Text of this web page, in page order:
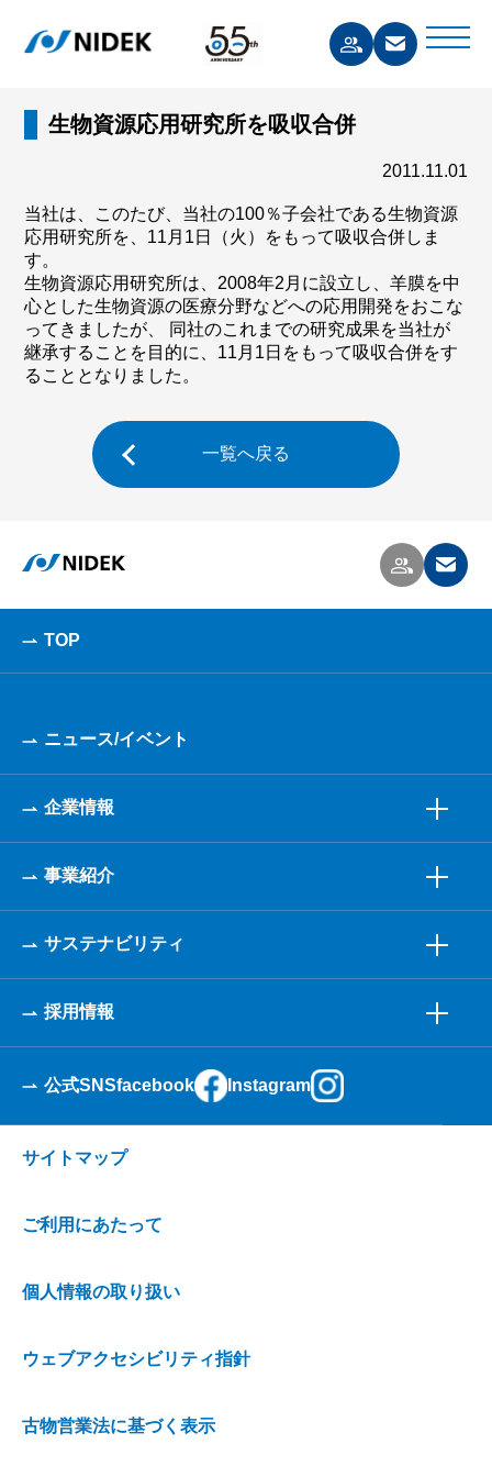
生物資源応用研究所を吸収合併
2011.11.01
当社は、このたび、当社の100％子会社である生物資源
応用研究所を、11月1日（火）をもって吸収合併しま
す。
生物資源応用研究所は、2008年2月に設立し、羊膜を中
心とした生物資源の医療分野などへの応用開発をおこな
ってきましたが、 同社のこれまでの研究成果を当社が
継承することを目的に、11月1日をもって吸収合併をす
ることとなりました。
一覧へ戻る
TOP
ニュース/イベント
企業情報
事業紹介
サステナビリティ
採用情報
公式SNSfacebook Instagram
サイトマップ
ご利用にあたって
個人情報の取り扱い
ウェブアクセシビリティ指針
古物営業法に基づく表示